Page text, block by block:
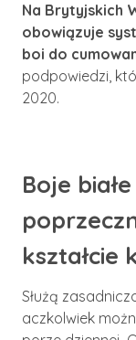
Na Brytyjskich
obowiązuje
boi do
podpowiedzi,
2020.
Boje
kształcie
Służą
aczkolwiek